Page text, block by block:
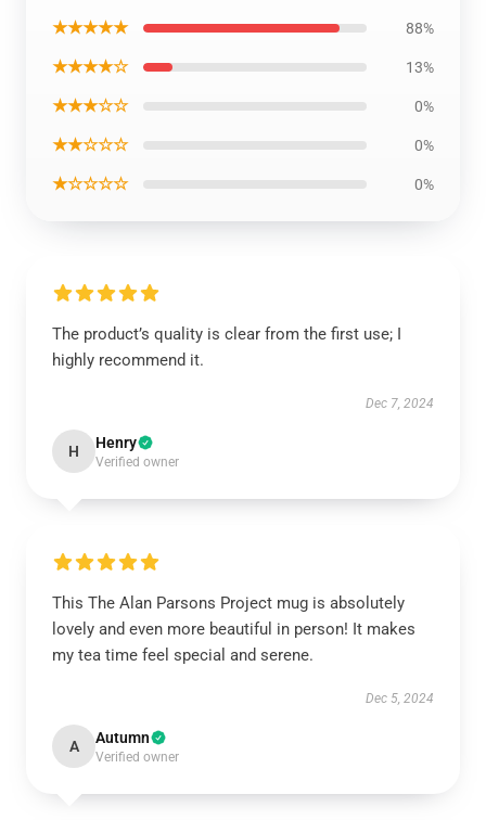
★★★★★ 88%
★★★★☆ 13%
★★★☆☆ 0%
★★☆☆☆ 0%
★☆☆☆☆ 0%
The product’s quality is clear from the first use; I
highly recommend it.
Dec 7, 2024
H Henry
Verified owner
This The Alan Parsons Project mug is absolutely
lovely and even more beautiful in person! It makes
my tea time feel special and serene.
Dec 5, 2024
A Autumn
Verified owner